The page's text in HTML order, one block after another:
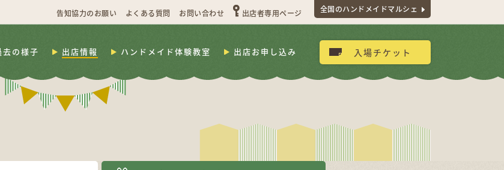
告知協力のお願い よくある質問 お問い合わせ 出店者専用ページ 全国のハンドメイドマルシェ
去の様子 出店情報 ハンドメイド体験教室 出店お申し込み 入場チケット